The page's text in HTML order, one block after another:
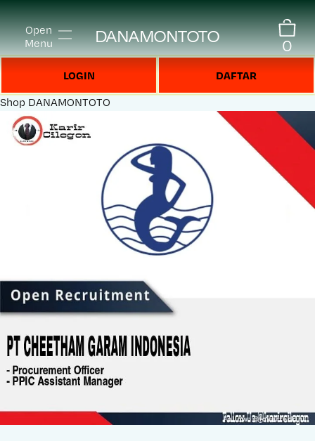
Open
Menu
DANAMONTOTO 0
LOGIN DAFTAR
Shop DANAMONTOTO